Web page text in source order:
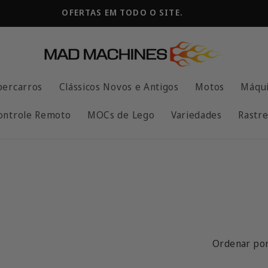
OFERTAS EM TODO O SITE.
Clássicos Novos e Antigos Motos
Remoto MOCs de Lego Variedades
Ordenar